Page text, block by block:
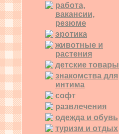
работа,
вакансии,
резюме
эротика
животные и
растения
детские товары
знакомства для
интима
софт
развлечения
одежда и обувь
туризм и отдых